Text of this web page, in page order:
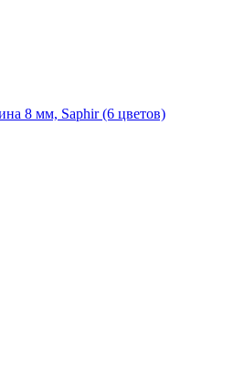
8 мм, Saphir (6 цветов)